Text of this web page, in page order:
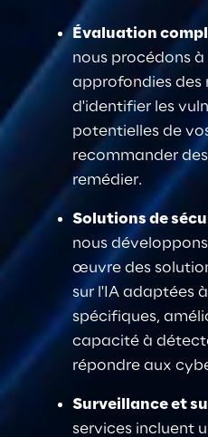
Évaluation
nous procédons
approfondies des
d'identifier les
potentielles de
recommander
remédier.
Solutions de
nous
œuvre des
sur l'IA adaptées
spécifiques,
capacité à
répondre aux
Surveillance et
services incluent